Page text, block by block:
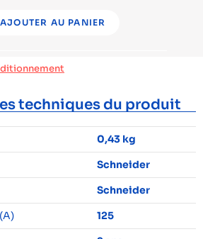
AJOUTER AU PANIER
techniques du produit
0,43 kg
Schneider
Schneider
125